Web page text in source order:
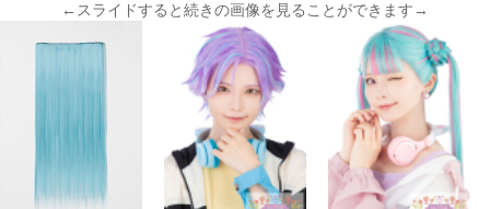
←スライドすると続きの画像を見ることができます→